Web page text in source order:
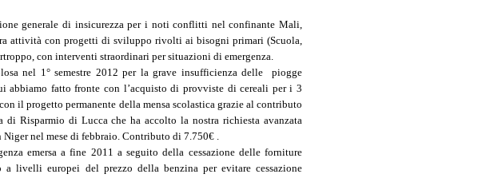
generale di insicurezza per i noti conflitti nel confinante Mali,
attività con progetti di sviluppo rivolti ai bisogni primari (Scuola,
con interventi straordinari per situazioni di emergenza.
nel 1° semestre 2012 per la grave insufficienza delle piogge
abbiamo fatto fronte con l’acquisto di provviste di cereali per i 3
il progetto permanente della mensa scolastica grazie al contributo
di Risparmio di Lucca che ha accolto la nostra richiesta avanzata
nel mese di febbraio. Contributo di 7.750€ .
emersa a fine 2011 a seguito della cessazione delle forniture
a livelli europei del prezzo della benzina per evitare cessazione